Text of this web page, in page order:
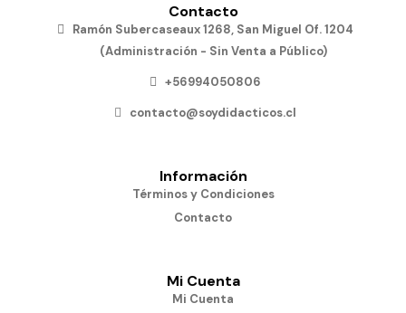
Contacto
Ramón Subercaseaux 1268, San Miguel Of. 1204
(Administración - Sin Venta a Público)
+56994050806
contacto@soydidacticos.cl
Información
Términos y Condiciones
Contacto
Mi Cuenta
Mi Cuenta